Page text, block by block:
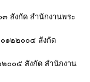
๓ สังกัด สำนักงานพระ
๐๑๒๒๐๐๔ สังกัด
๒๐๐๕ สังกัด สำนักงาน